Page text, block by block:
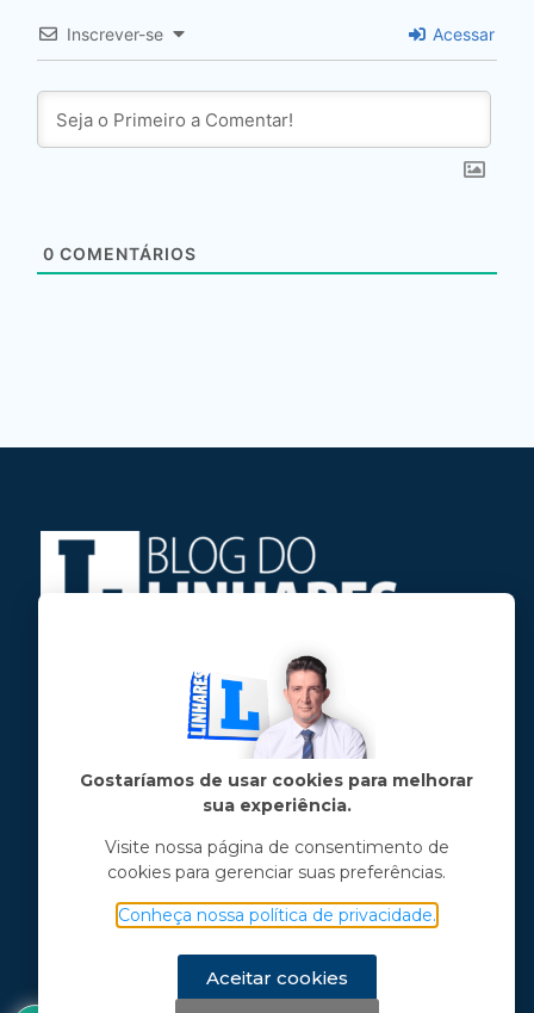
Inscrever-se Acessar
0 COMENTÁRIOS
Jose Linhares Jr é maranhense.
Formado em Jornalismo, estudou filosofia
e tem pós-graduações em ciência política
e marketing político.
Menu principal
Notícias
Opinião
Chama o Linhares
Gostaríamos de usar cookies para melhorar
sua experiência.
Visite nossa página de consentimento de
cookies para gerenciar suas preferências.
Conheça nossa política de privacidade.
Aceitar cookies